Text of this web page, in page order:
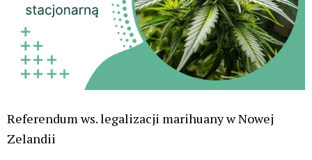
Referendum ws. legalizacji marihuany w Nowej
Zelandii